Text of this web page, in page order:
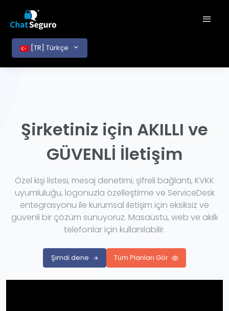
[TR] Türkçe
Şirketiniz için AKILLI ve
GÜVENLİ İletişim
Özel kişi listesi, mesaj denetimi, şifreli bağlantı, KVKK
uyumluluğu, logonuzla özelleştirme ve ServiceDesk
entegrasyonu ile kurumsal iletişim için eksiksiz ve
güvenli bir çözüm sunuyoruz. Masaüstü, web ve akıllı
telefonlar için kullanılabilir.
Şimdi dene Tüm Planları Gör